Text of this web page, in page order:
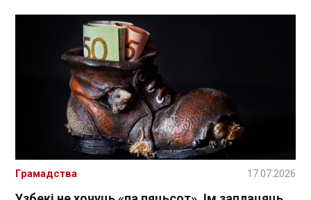
Грамадства 17.07.2026